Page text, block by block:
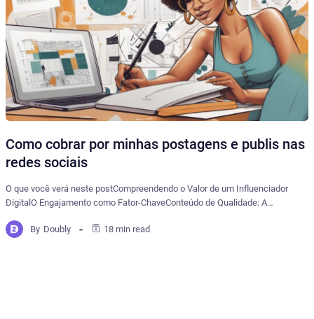
Como cobrar por minhas postagens e publis nas
redes sociais
O que você verá neste postCompreendendo o Valor de um Influenciador
DigitalO Engajamento como Fator-ChaveConteúdo de Qualidade: A…
By Doubly 18 min read